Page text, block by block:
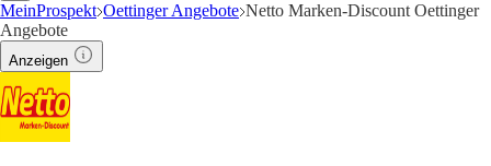
MeinProspekt Oettinger Angebote Netto Marken-Discount Oettinger
Angebote
Anzeigen